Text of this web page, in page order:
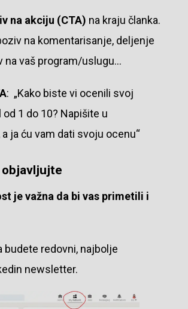
na akciju (CTA) na kraju članka.
na komentarisanje, deljenje
na vaš program/uslugu…
: „Kako biste vi ocenili svoj
1 do 10? Napišite u
ja ću vam dati svoju ocenu“
objavljujte
je važna da bi vas primetili i
budete redovni, najbolje
newsletter.